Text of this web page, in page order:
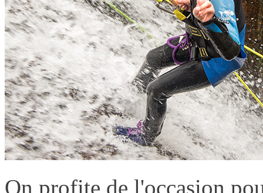
On profite de l'occasion